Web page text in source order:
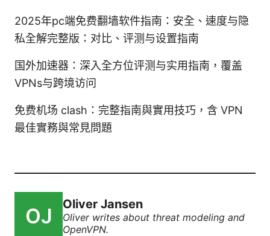
2025年pc端免费翻墙软件指南：安全、速度与隐
私全解完整版：对比、评测与设置指南
国外加速器：深入全方位评测与实用指南，覆盖
VPNs与跨境访问
免费机场 clash：完整指南與實用技巧，含 VPN
最佳實務與常見問題
Oliver Jansen
Oliver writes about threat modeling and
OpenVPN.